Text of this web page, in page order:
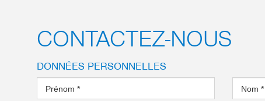
CONTACTEZ-NOUS
DONNÉES PERSONNELLES
Prénom * Nom *